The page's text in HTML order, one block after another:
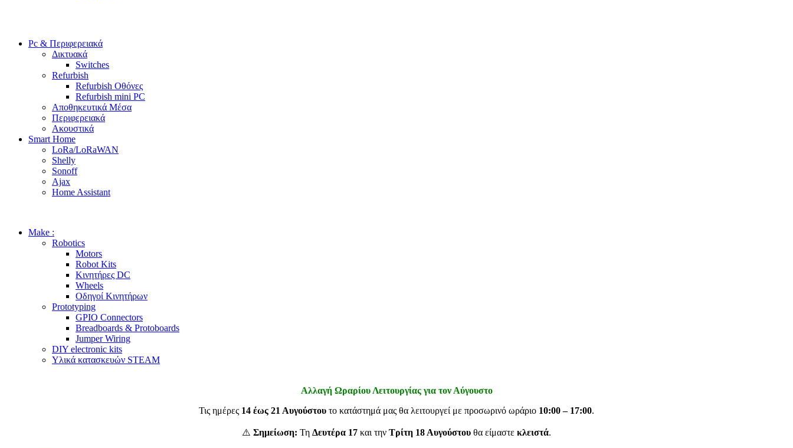
Pc & Περιφερειακά
Δικτυακά
Switches
Refurbish
Refurbish Οθόνες
Refurbish mini PC
Αποθηκευτικά Μέσα
Περιφερειακά
Ακουστικά
Smart Home
LoRa/LoRaWAN
Shelly
Sonoff
Ajax
Home Assistant
Make :
Robotics
Motors
Robot Kits
Κινητήρες DC
Wheels
Οδηγοί Κινητήρων
Prototyping
GPIO Connectors
Breadboards & Protoboards
Jumper Wiring
DIY electronic kits
Υλικά κατασκευών STEAM
Αλλαγή Ωραρίου Λειτουργίας για τον Αύγουστο
Τις ημέρες 14 έως 21 Αυγούστου το κατάστημά μας θα λειτουργεί με προσωρινό ωράριο 10:00 – 17:00.
⚠️ Σημείωση: Τη Δευτέρα 17 και την Τρίτη 18 Αυγούστου θα είμαστε κλειστά.